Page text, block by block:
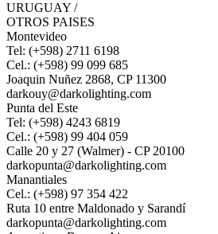
URUGUAY /
OTROS PAISES
Montevideo
Tel: (+598) 2711 6198
Cel.: (+598) 99 099 685
Joaquin Nuñez 2868, CP 11300
darkouy@darkolighting.com
Punta del Este
Tel: (+598) 4243 6819
Cel.: (+598) 99 404 059
Calle 20 y 27 (Walmer) - CP 20100
darkopunta@darkolighting.com
Manantiales
Cel.: (+598) 97 354 422
Ruta 10 entre Maldonado y Sarandí
darkopunta@darkolighting.com